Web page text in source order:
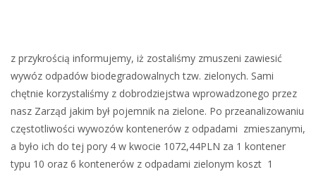
z przykrością informujemy, iż zostaliśmy zmuszeni zawiesić
wywóz odpadów biodegradowalnych tzw. zielonych. Sami
chętnie korzystaliśmy z dobrodziejstwa wprowadzonego przez
nasz Zarząd jakim był pojemnik na zielone. Po przeanalizowaniu
częstotliwości wywozów kontenerów z odpadami zmieszanymi,
a było ich do tej pory 4 w kwocie 1072,44PLN za 1 kontener
typu 10 oraz 6 kontenerów z odpadami zielonym koszt 1